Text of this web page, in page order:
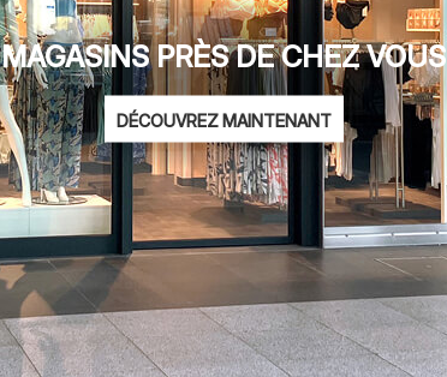
MAGASINS PRÈS DE CHEZ VOUS
DÉCOUVREZ MAINTENANT